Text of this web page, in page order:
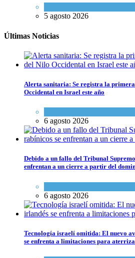
5 agosto 2026
Últimas Noticias
Alerta sanitaria: Se registra la
Occidental en Israel este año
6 agosto 2026
Debido a un fallo del Tribunal
enfrentan a un cierre a partir del
6 agosto 2026
Tecnología israelí omitida: El nuevo
se enfrenta a limitaciones para